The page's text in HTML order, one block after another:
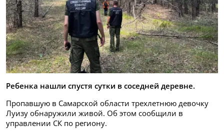
Ребенка нашли спустя сутки в соседней деревне.
Пропавшую в Самарской области трехлетнюю девочку
Луизу обнаружили живой. Об этом сообщили в
управлении СК по региону.